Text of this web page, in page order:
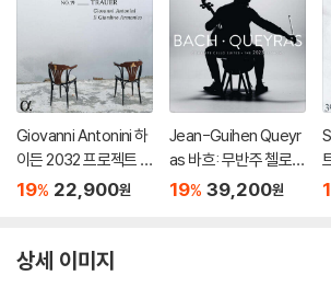
Giovanni Antonini 하
이든 2032 프로젝트 1
9집 - 교향곡 52번, 4
rauer)
19% 22,900원
Jean-Guihen Queyr
as 바흐: 무반주 첼로
모음곡 전곡 (Bach: C
19% 39,200원
상세 이미지